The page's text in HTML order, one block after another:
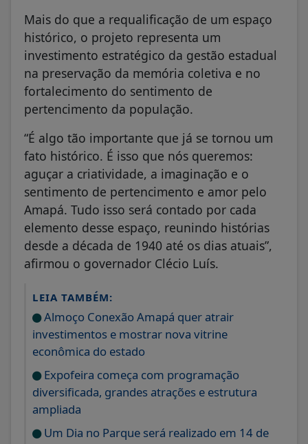
Mais do que a requalificação de um espaço
histórico, o projeto representa um
investimento estratégico da gestão estadual
na preservação da memória coletiva e no
fortalecimento do sentimento de
pertencimento da população.
“É algo tão importante que já se tornou um
fato histórico. É isso que nós queremos:
aguçar a criatividade, a imaginação e o
sentimento de pertencimento e amor pelo
Amapá. Tudo isso será contado por cada
elemento desse espaço, reunindo histórias
desde a década de 1940 até os dias atuais”,
afirmou o governador Clécio Luís.
LEIA TAMBÉM:
Almoço Conexão Amapá quer atrair
investimentos e mostrar nova vitrine
econômica do estado
Expofeira começa com programação
diversificada, grandes atrações e estrutura
ampliada
Um Dia no Parque será realizado em 14 de